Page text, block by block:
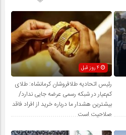
رئیس اتحادیه طلافروشان کرمانشاه: طلای
کم‌عیار در شبکه رسمی عرضه جایی ندارد/
بیشترین هشدار ما درباره خرید از افراد فاقد
صلاحیت است